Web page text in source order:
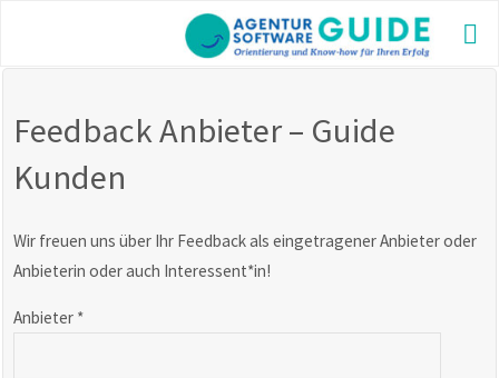
content
Feedback Anbieter – Guide
Kunden
Wir freuen uns über Ihr Feedback als eingetragener Anbieter oder
Anbieterin oder auch Interessent*in!
Anbieter *